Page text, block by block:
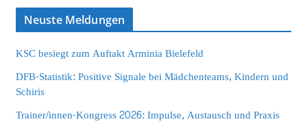
Neuste Meldungen
KSC besiegt zum Auftakt Arminia Bielefeld
DFB-Statistik: Positive Signale bei Mädchenteams, Kindern und
Schiris
Trainer/innen-Kongress 2026: Impulse, Austausch und Praxis